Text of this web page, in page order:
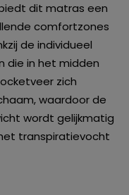
dit matras een
comfortzones
de individueel
die in het midden
zich
waardoor de
wordt gelijkmatig
transpiratievocht